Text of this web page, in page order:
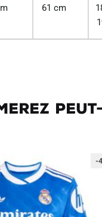
61 cm
-